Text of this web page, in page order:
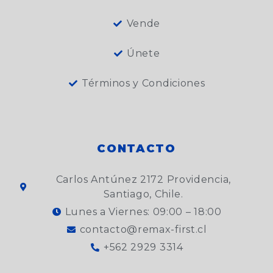
Vende
Únete
Términos y Condiciones
CONTACTO
Carlos Antúnez 2172 Providencia,
Santiago, Chile.
Lunes a Viernes: 09:00 – 18:00
contacto@remax-first.cl
+562 2929 3314